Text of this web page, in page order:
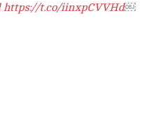
https://t.co/iinxpCVVHd￼